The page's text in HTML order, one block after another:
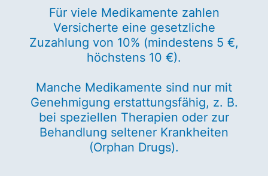
Für viele Medikamente zahlen
Versicherte eine gesetzliche
Zuzahlung von 10% (mindestens 5 €,
höchstens 10 €).
Manche Medikamente sind nur mit
Genehmigung erstattungsfähig, z. B.
bei speziellen Therapien oder zur
Behandlung seltener Krankheiten
(Orphan Drugs).